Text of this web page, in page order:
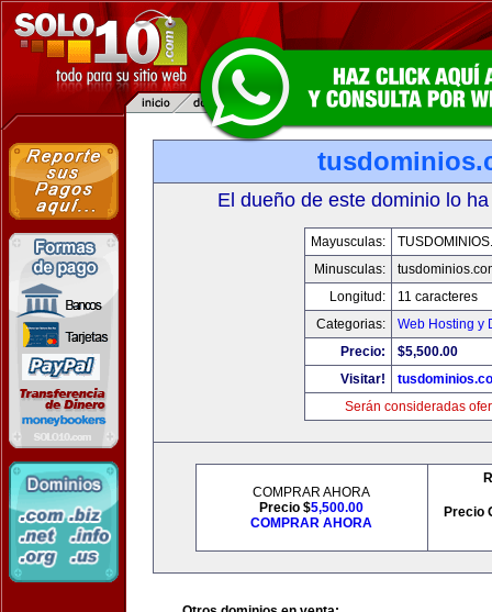
El dueño de este dominio lo
Mayusculas:
Minusculas:
Longitud:
11 caracteres
Categorias:
Web Hosting y
Precio:
$5,500.00
Visitar!
Serán consideradas
COMPRAR AHORA
Precio $5,500.00
COMPRAR AHORA
Precio